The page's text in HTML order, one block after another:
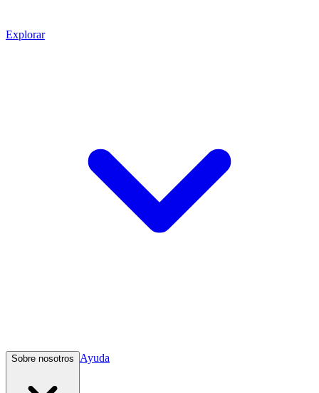
Explorar
Sobre nosotros Ayuda